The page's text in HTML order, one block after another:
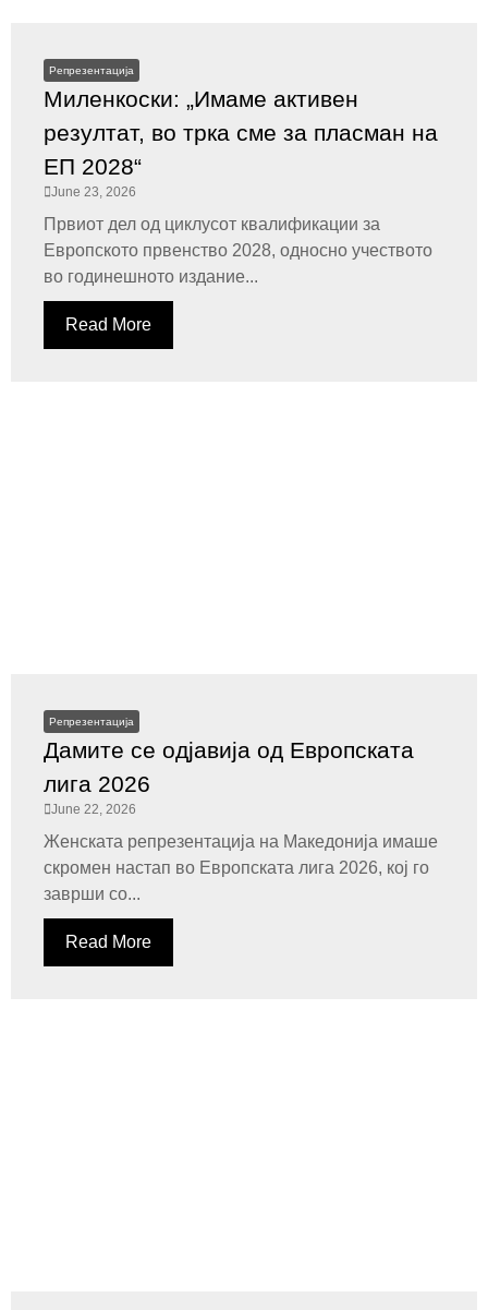
Репрезентација
Миленкоски: „Имаме активен
резултат, во трка сме за пласман на
ЕП 2028“
June 23, 2026
Првиот дел од циклусот квалификации за
Европското првенство 2028, односно учеството
во годинешното издание...
Read More
Репрезентација
Дамите се одјавија од Европската
лига 2026
June 22, 2026
Женската репрезентација на Македонија имаше
скромен настап во Европската лига 2026, кој го
заврши со...
Read More